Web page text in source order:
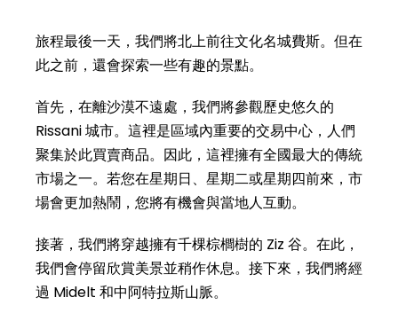
旅程最後一天，我們將北上前往文化名城費斯。但在
此之前，還會探索一些有趣的景點。
首先，在離沙漠不遠處，我們將參觀歷史悠久的
Rissani 城市。這裡是區域內重要的交易中心，人們
聚集於此買賣商品。因此，這裡擁有全國最大的傳統
市場之一。若您在星期日、星期二或星期四前來，市
場會更加熱鬧，您將有機會與當地人互動。
接著，我們將穿越擁有千棵棕櫚樹的 Ziz 谷。在此，
我們會停留欣賞美景並稍作休息。接下來，我們將經
過 Midelt 和中阿特拉斯山脈。